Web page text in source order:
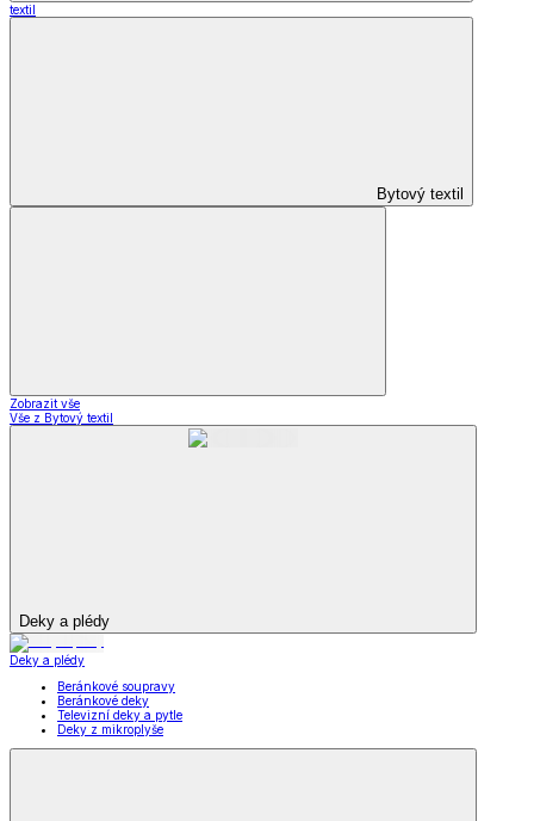
textil
Bytový textil
Zobrazit vše
Vše z Bytový textil
Deky a plédy
Deky a plédy
Beránkové soupravy
Beránkové deky
Televizní deky a pytle
Deky z mikroplyše